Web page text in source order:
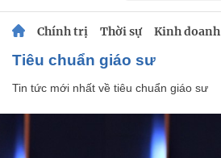
Chính trị Thời sự Kinh doanh
tiêu chuẩn giáo sư
Tin tức mới nhất về tiêu chuẩn giáo sư